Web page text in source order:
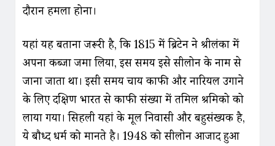
दौरान हमला होना।
यहां यह बताना जरूरी है, कि 1815 में ब्रिटेन ने श्रीलंका में
अपना कब्जा जमा लिया, इस समय इसे सीलोन के नाम से
जाना जाता था। इसी समय चाय काफी और नारियल उगाने
के लिए दक्षिण भारत से काफी संख्या में तमिल श्रमिको को
लाया गया। सिहली यहां के मूल निवासी और बहुसंख्यक है,
ये बौध्द धर्म को मानते है। 1948 को सीलोन आजाद हुआ